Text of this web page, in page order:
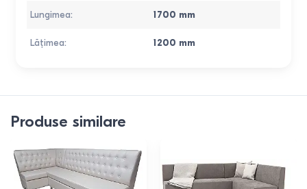
Lungimea: 1700 mm
Lățimea: 1200 mm
Produse similare